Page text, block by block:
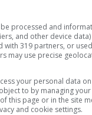
i format in
delle
del
a tutti i propri
processed and
and other device
with 319 partners, or
may use precise
your personal data
to by managing
this page or in the site
and cookie settings.